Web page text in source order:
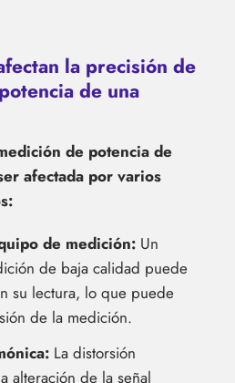
la precisión de
de una
de potencia de
afectada por varios
de medición: Un
de baja calidad puede
su lectura, lo que puede
de la medición.
La distorsión
alteración de la señal